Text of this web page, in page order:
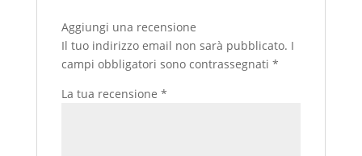
Aggiungi una recensione
Il tuo indirizzo email non sarà pubblicato. I
campi obbligatori sono contrassegnati *
La tua recensione *